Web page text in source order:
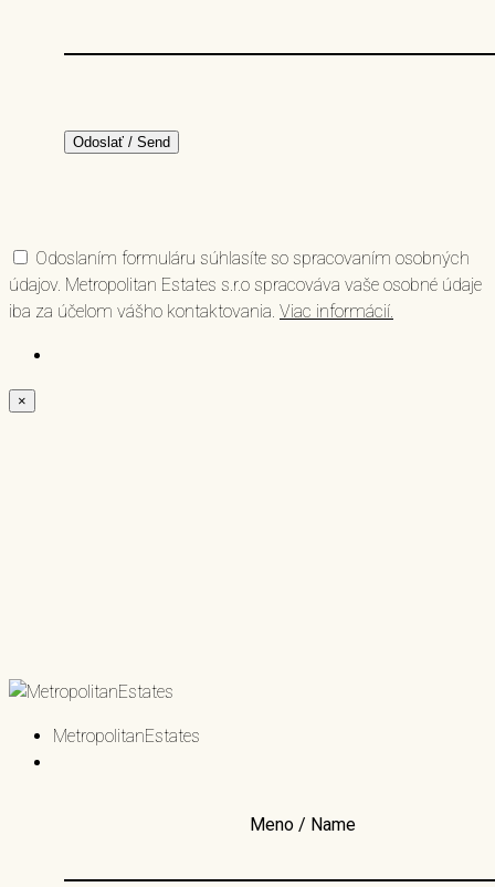
Odoslaním formuláru súhlasíte so spracovaním osobných
údajov. Metropolitan Estates s.r.o spracováva vaše osobné údaje
iba za účelom vášho kontaktovania. Viac informácií.
×
MetropolitanEstates
Meno / Name